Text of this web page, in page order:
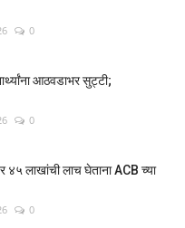
0
आठवडाभर सुट्टी;
0
४५ लाखांची लाच घेताना ACB च्या
0